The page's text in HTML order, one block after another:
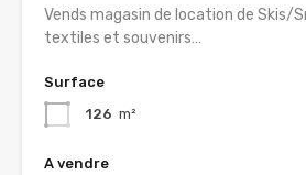
Vends magasin de location de Skis/
textiles et souvenirs…
Surface
126 m²
A vendre